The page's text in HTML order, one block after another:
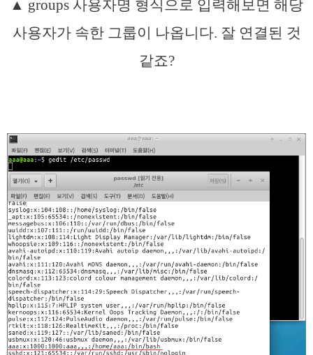
▲ groups 사용자명 형식으로 입력해보면 해당
사용자가 속한 그룹이 나옵니다. 잘 연결된 것
같죠?